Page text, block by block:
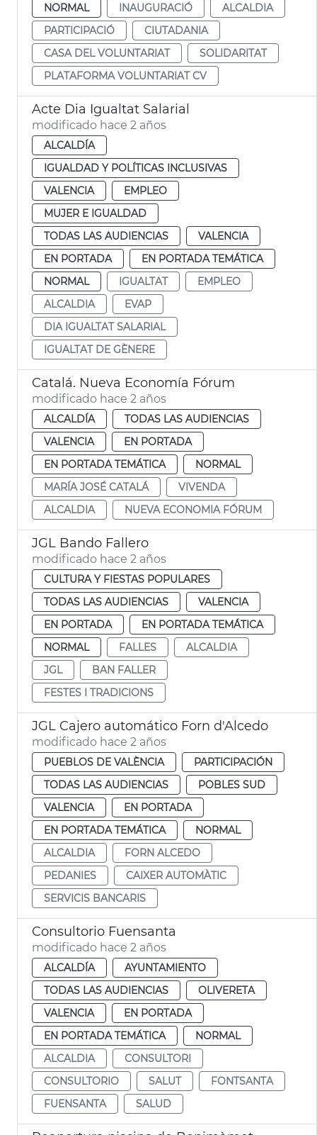
NORMAL
INAUGURACIÓ
ALCALDIA
PARTICIPACIÓ
CIUTADANIA
CASA DEL VOLUNTARIAT
SOLIDARITAT
PLATAFORMA VOLUNTARIAT CV
Acte Dia Igualtat Salarial
modificado hace 2 años
ALCALDÍA
IGUALDAD Y POLÍTICAS INCLUSIVAS
VALENCIA
EMPLEO
MUJER E IGUALDAD
TODAS LAS AUDIENCIAS
VALENCIA
EN PORTADA
EN PORTADA TEMÁTICA
NORMAL
IGUALTAT
EMPLEO
ALCALDIA
EVAP
DIA IGUALTAT SALARIAL
IGUALTAT DE GÈNERE
Catalá. Nueva Economía Fórum
modificado hace 2 años
ALCALDÍA
TODAS LAS AUDIENCIAS
VALENCIA
EN PORTADA
EN PORTADA TEMÁTICA
NORMAL
MARÍA JOSÉ CATALÁ
VIVENDA
ALCALDIA
NUEVA ECONOMIA FÓRUM
JGL Bando Fallero
modificado hace 2 años
CULTURA Y FIESTAS POPULARES
TODAS LAS AUDIENCIAS
VALENCIA
EN PORTADA
EN PORTADA TEMÁTICA
NORMAL
FALLES
ALCALDIA
JGL
BAN FALLER
FESTES I TRADICIONS
JGL Cajero automático Forn d'Alcedo
modificado hace 2 años
PUEBLOS DE VALÈNCIA
PARTICIPACIÓN
TODAS LAS AUDIENCIAS
POBLES SUD
VALENCIA
EN PORTADA
EN PORTADA TEMÁTICA
NORMAL
ALCALDIA
FORN ALCEDO
PEDANIES
CAIXER AUTOMÀTIC
SERVICIS BANCARIS
Consultorio Fuensanta
modificado hace 2 años
ALCALDÍA
AYUNTAMIENTO
TODAS LAS AUDIENCIAS
OLIVERETA
VALENCIA
EN PORTADA
EN PORTADA TEMÁTICA
NORMAL
ALCALDIA
CONSULTORI
CONSULTORIO
SALUT
FONTSANTA
FUENSANTA
SALUD